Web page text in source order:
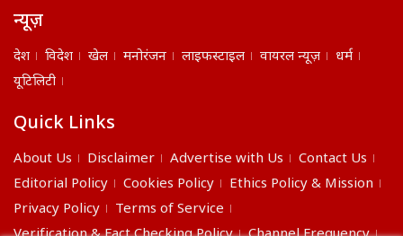
न्यूज़
देश विदेश खेल मनोरंजन लाइफस्टाइल वायरल न्यूज़
धर्म
यूटिलिटी
Quick Links
About Us Disclaimer Advertise with Us
Contact Us
Editorial Policy
Cookies Policy
Ethics Policy & Mission
Privacy Policy
Terms of Service